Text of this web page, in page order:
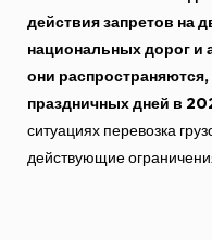
действия запретов на
национальных дорог и
они
праздничных дней в
ситуациях перевозка
действующие